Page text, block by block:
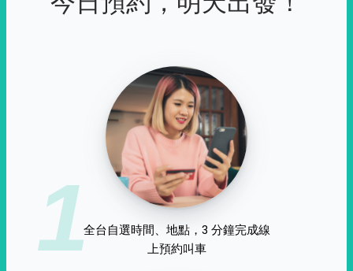
1全台自選時間、地點，3 分鐘完成線
上預約叫車